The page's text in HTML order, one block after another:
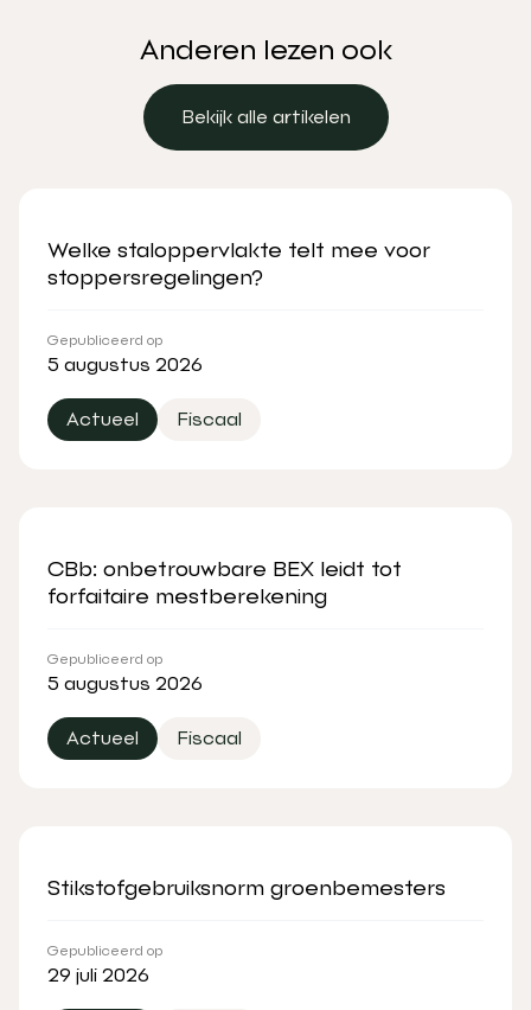
Anderen lezen ook
Bekijk alle artikelen
Welke staloppervlakte telt mee voor
stoppersregelingen?
Gepubliceerd op
5 augustus 2026
Actueel Fiscaal
CBb: onbetrouwbare BEX leidt tot
forfaitaire mestberekening
Gepubliceerd op
5 augustus 2026
Actueel Fiscaal
Stikstofgebruiksnorm groenbemesters
Gepubliceerd op
29 juli 2026